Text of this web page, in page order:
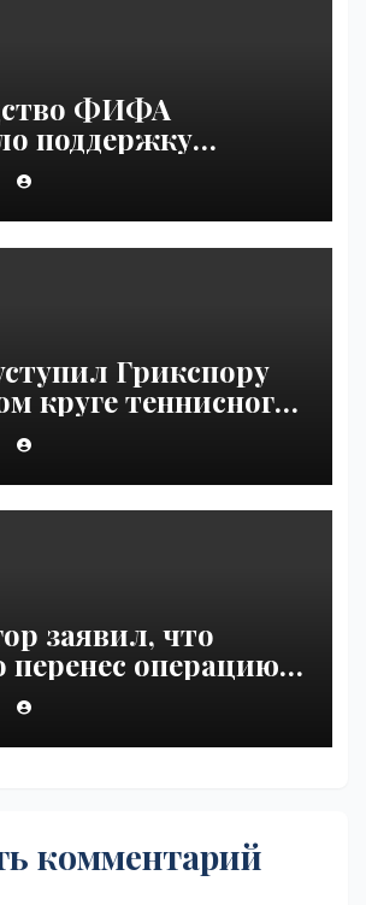
ФИФА
поддержку
после его
| VseTime.ru
Грикспору
круге теннисного
в Монреале |
заявил, что
перенес операцию
комментарий